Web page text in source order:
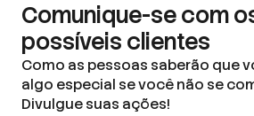
Comunique-se com
possíveis clientes
Como as pessoas saberão que
algo especial se você não se
Divulgue suas ações!